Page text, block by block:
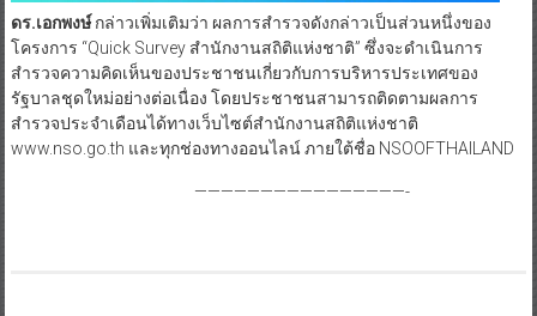
ดร.เอกพงษ์กล่าวเพิ่มเติมว่า ผลการสำรวจดังกล่าวเป็นส่วนหนึ่งของ
โครงการ “Quick Survey สำนักงานสถิติแห่งชาติ” ซึ่งจะดำเนินการ
สำรวจความคิดเห็นของประชาชนเกี่ยวกับการบริหารประเทศของ
รัฐบาลชุดใหม่อย่างต่อเนื่อง โดยประชาชนสามารถติดตามผลการ
สำรวจประจำเดือนได้ทางเว็บไซต์สำนักงานสถิติแห่งชาติ
www.nso.go.th และทุกช่องทางออนไลน์ ภายใต้ชื่อ NSOOFTHAILAND
————————————————-